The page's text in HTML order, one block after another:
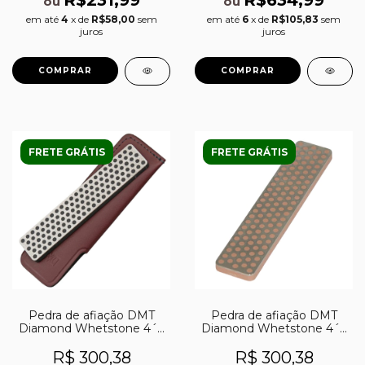
em até 4 x de R$58,00 sem
juros
em até 6 x de R$105,83 sem
juros
FRETE GRÁTIS
Pedra de afiação DMT
Diamond Whetstone 4´´
R$ 300,38
FRETE GRÁTIS
Pedra de afiação DMT
Diamond Whetstone 4´´
R$ 300,38